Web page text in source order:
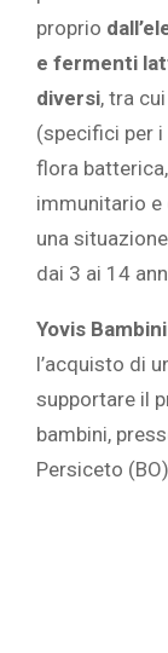
proprio
e fermenti
diversi, tra
(specifici per i
flora
immunitario e
una
dai 3 ai 14
Yovis
l’acquisto di
supportare il
bambini,
Persiceto